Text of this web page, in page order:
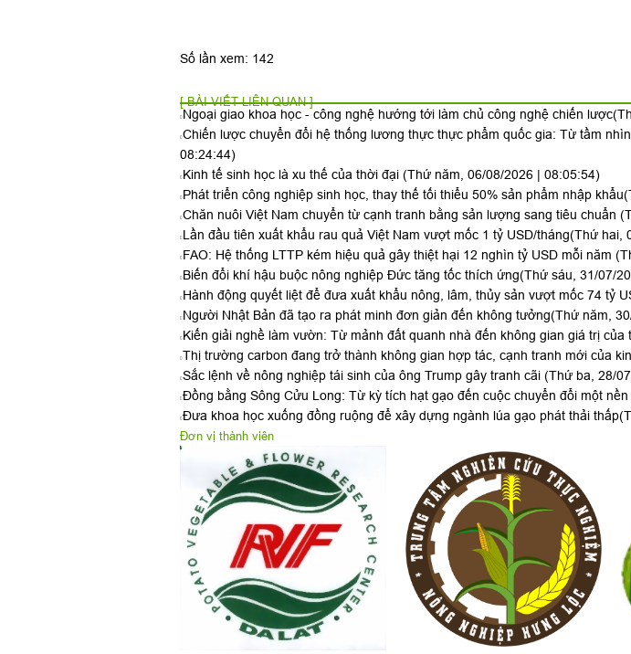
Số lần xem: 142
[ BÀI VIẾT LIÊN QUAN ]
Ngoại giao khoa học - công nghệ hướng tới làm chủ công nghệ chiến lược
Chiến lược chuyển đổi hệ thống lương thực thực phẩm quốc gia: Từ tầm
08:24:44)
Kinh tế sinh học là xu thế của thời đại (Thứ năm, 06/08/2026 | 08:05:54)
Phát triển công nghiệp sinh học, thay thế tối thiểu 50% sản phẩm nhập khẩu
Chăn nuôi Việt Nam chuyển từ cạnh tranh bằng sản lượng sang tiêu chuẩn
Lần đầu tiên xuất khẩu rau quả Việt Nam vượt mốc 1 tỷ USD/tháng(Thứ hai,
FAO: Hệ thống LTTP kém hiệu quả gây thiệt hại 12 nghìn tỷ USD mỗi năm
Biến đổi khí hậu buộc nông nghiệp Đức tăng tốc thích ứng(Thứ sáu, 31/07/
Hành động quyết liệt để đưa xuất khẩu nông, lâm, thủy sản vượt mốc 74 tỷ
Người Nhật Bản đã tạo ra phát minh đơn giản đến không tưởng(Thứ năm,
Kiến giải nghề làm vườn: Từ mảnh đất quanh nhà đến không gian giá trị của
Thị trường carbon đang trở thành không gian hợp tác, cạnh tranh mới của
Sắc lệnh về nông nghiệp tái sinh của ông Trump gây tranh cãi (Thứ ba, 28/
Đồng bằng Sông Cửu Long: Từ kỳ tích hạt gạo đến cuộc chuyển đổi một
Đưa khoa học xuống đồng ruộng để xây dựng ngành lúa gạo phát thải thấp
Đơn vị thành viên